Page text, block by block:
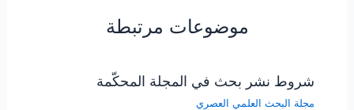
موضوعات مرتبطة
شروط نشر بحث في المجلة المحكّمة
مجلة البحث العلمي العصري